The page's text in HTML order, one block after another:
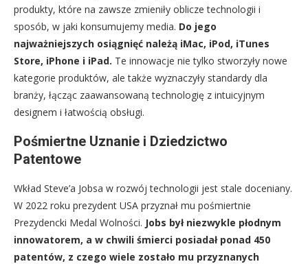
produkty, które na zawsze zmieniły oblicze technologii i
sposób, w jaki konsumujemy media. Do jego
najważniejszych osiągnięć należą iMac, iPod, iTunes
Store, iPhone i iPad. Te innowacje nie tylko stworzyły nowe
kategorie produktów, ale także wyznaczyły standardy dla
branży, łącząc zaawansowaną technologię z intuicyjnym
designem i łatwością obsługi.
Pośmiertne Uznanie i Dziedzictwo
Patentowe
Wkład Steve’a Jobsa w rozwój technologii jest stale doceniany.
W 2022 roku prezydent USA przyznał mu pośmiertnie
Prezydencki Medal Wolności. Jobs był niezwykle płodnym
innowatorem, a w chwili śmierci posiadał ponad 450
patentów, z czego wiele zostało mu przyznanych